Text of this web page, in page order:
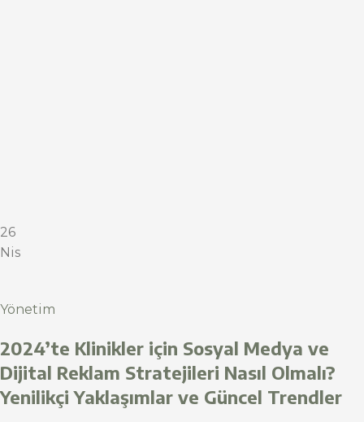
26
Nis
Yönetim
2024’te Klinikler için Sosyal Medya ve
Dijital Reklam Stratejileri Nasıl Olmalı?
Yenilikçi Yaklaşımlar ve Güncel Trendler